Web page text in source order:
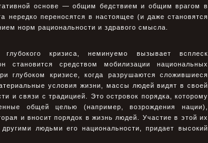
основе — общим бедствием и общим врагом в
нередко переносятся в настоящее (и даже становятся
норм рациональности и здравого смысла.
кризиса, неминуемо вызывает всплеск
становится средством мобилизации национальных
глубоком кризисе, когда разрушаются сложившиеся
условия жизни, массы людей видят в своей
и связи с традицией. Это островок порядка, которому
общей целью (например, возрождения нации),
и вносит порядок в жизнь людей. Участие в этой их
людьми его национальности, придает высокий